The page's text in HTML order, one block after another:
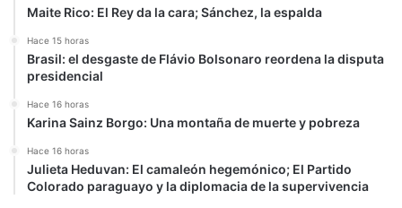
Maite Rico: El Rey da la cara; Sánchez, la espalda
Hace 15 horas
Brasil: el desgaste de Flávio Bolsonaro reordena la disputa
presidencial
Hace 16 horas
Karina Sainz Borgo: Una montaña de muerte y pobreza
Hace 16 horas
Julieta Heduvan: El camaleón hegemónico; El Partido
Colorado paraguayo y la diplomacia de la supervivencia